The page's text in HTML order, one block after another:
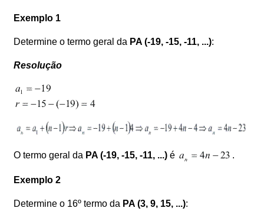
Exemplo 1
Determine o termo geral da PA (-19, -15, -11, ...):
Resolução
O termo geral da PA (-19, -15, -11, ...) é .
Exemplo 2
Determine o 16º termo da PA (3, 9, 15, ...):